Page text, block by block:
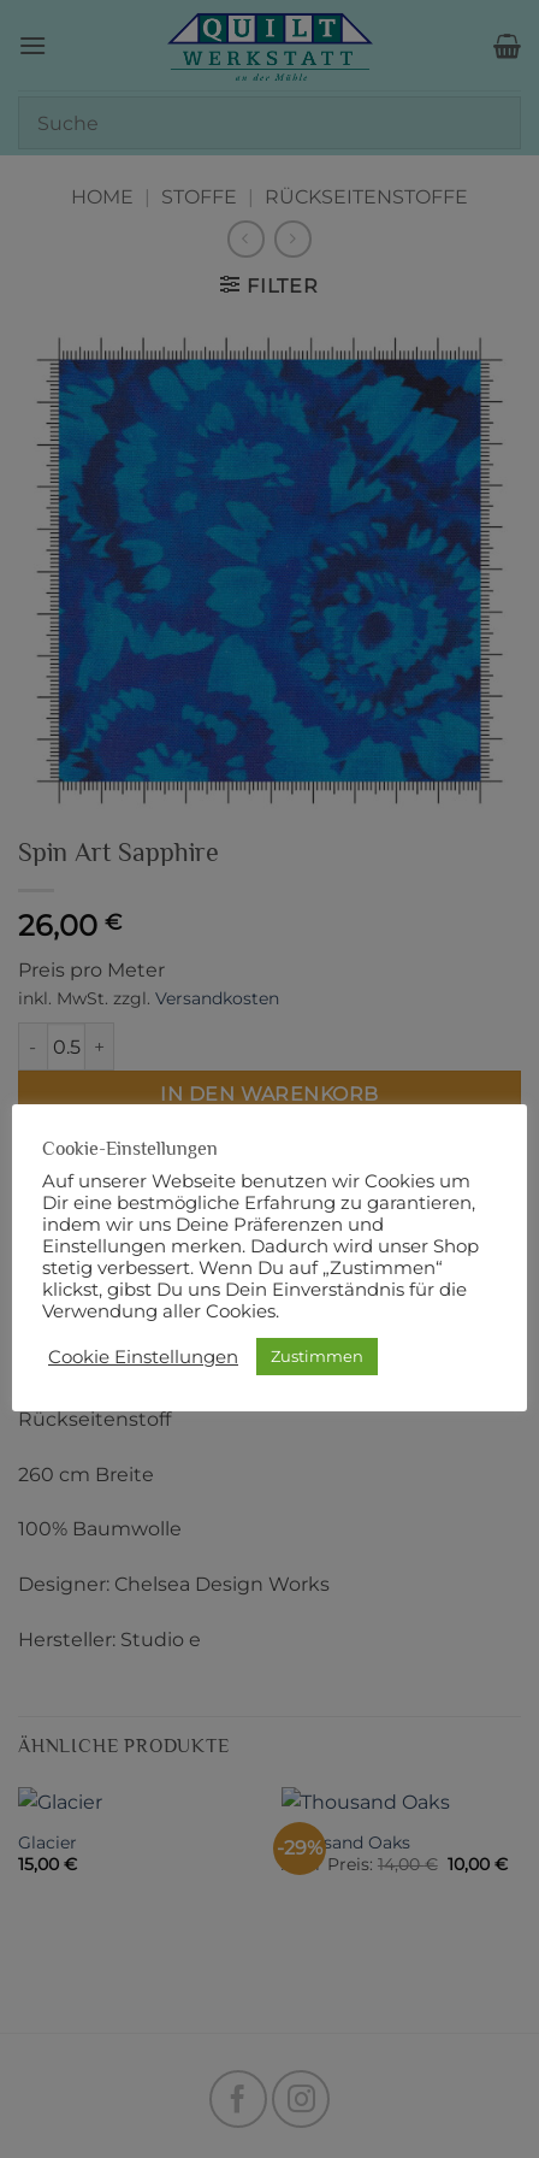
Inhalt
HOME | STOFFE | RÜCKSEITENSTOFFE
FILTER
Spin Art Sapphire
26,00 €
Preis pro Meter
inkl. MwSt. zzgl. Versandkosten
Spin Art Sapphire Menge
IN DEN WARENKORB
BESCHREIBUNG
ZUSÄTZLICHE INFORMATIONEN
PRODUKTSICHERHEIT
Rückseitenstoff
260 cm Breite
100% Baumwolle
Designer: Chelsea Design Works
Hersteller: Studio e
ÄHNLICHE PRODUKTE
Glacier
15,00 €
-29%
Thousand Oaks
Alter Preis: 14,00€
Preis
10,00 €
Cookie-Einstellungen
Auf unserer Webseite benutzen wir Cookies um
Dir eine bestmögliche Erfahrung zu garantieren,
indem wir uns Deine Präferenzen und
Einstellungen merken. Dadurch wird unser Shop
stetig verbessert. Wenn Du auf „Zustimmen“
klickst, gibst Du uns Dein Einverständnis für die
Verwendung aller Cookies.
Cookie Einstellungen Zustimmen